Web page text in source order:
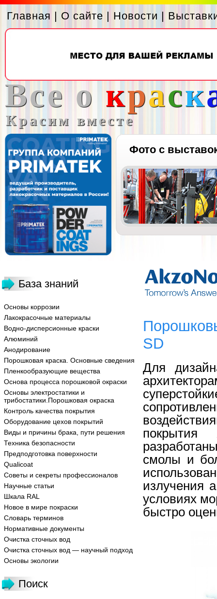
Главная | О сайте | Новости |
Все о краск
Красим вместе
Фото с
База знаний
Основы коррозии
Лакокрасочные материалы
Водно-дисперсионные краски
Алюминий
Анодирование
Порошковая краска. Основные сведения
Пленкообразующие вещества
Основа процесса порошковой окраски
Основы электростатики и
трибостатики.Порошковая окраска
Контроль качества покрытия
Оборудование цехов покрытий
Виды и причины брака, пути решения
Техника безопасности
Предподготовка поверхности
Qualicoat
Советы и секреты профессионалов
Научные статьи
Шкала RAL
Новое в мире покраски
Словарь терминов
Нормативные документы
Очистка сточных вод
Очистка сточных вод — научный подход
Основы экологии
Поиск
SD
Для
покрытия
смолы и
излучения
условиях
быстро